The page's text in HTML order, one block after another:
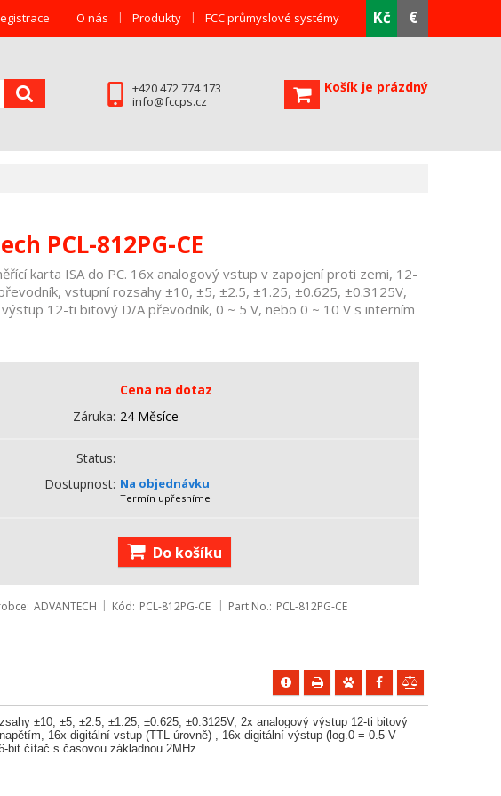
Kč €
O nás Produkty FCC průmyslové systémy
Košík je prázdný
+420 472 774 173
info@fccps.cz
PCL-812PG-CE
karta ISA do PC. 16x analogový vstup v zapojení proti zemi, 12-
vstupní rozsahy ±10, ±5, ±2.5, ±1.25, ±0.625, ±0.3125V,
12-ti bitový D/A převodník, 0 ~ 5 V, nebo 0 ~ 10 V s interním
Cena na dotaz
Záruka 24 Měsíce
Status
Dostupnost Na objednávku
Termín upřesníme
Do košíku
ADVANTECH Kód PCL-812PG-CE Part No. PCL-812PG-CE
±10, ±5, ±2.5, ±1.25, ±0.625, ±0.3125V, 2x analogový výstup 12-ti bitový
16x digitální vstup (TTL úrovně) , 16x digitální výstup (log.0 = 0.5 V
bit čítač s časovou základnou 2MHz.